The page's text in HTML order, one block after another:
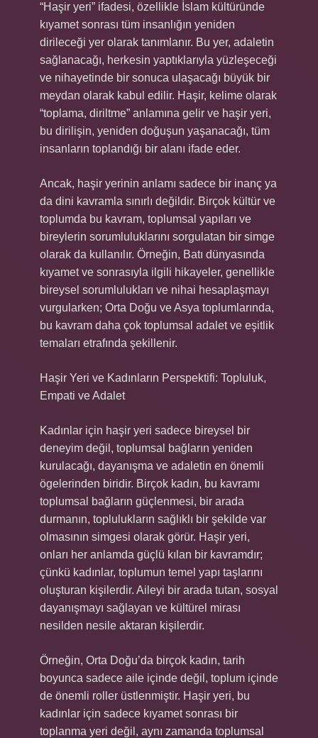
“Haşir yeri” ifadesi, özellikle İslam kültüründe
kıyamet sonrası tüm insanlığın yeniden
dirileceği yer olarak tanımlanır. Bu yer, adaletin
sağlanacağı, herkesin yaptıklarıyla yüzleşeceği
ve nihayetinde bir sonuca ulaşacağı büyük bir
meydan olarak kabul edilir. Haşir, kelime olarak
“toplama, diriltme” anlamına gelir ve haşir yeri,
bu dirilişin, yeniden doğuşun yaşanacağı, tüm
insanların toplandığı bir alanı ifade eder.
Ancak, haşir yerinin anlamı sadece bir inanç ya
da dini kavramla sınırlı değildir. Birçok kültür ve
toplumda bu kavram, toplumsal yapıları ve
bireylerin sorumluluklarını sorgulatan bir simge
olarak da kullanılır. Örneğin, Batı dünyasında
kıyamet ve sonrasıyla ilgili hikayeler, genellikle
bireysel sorumlulukları ve nihai hesaplaşmayı
vurgularken; Orta Doğu ve Asya toplumlarında,
bu kavram daha çok toplumsal adalet ve eşitlik
temaları etrafında şekillenir.
Haşir Yeri ve Kadınların Perspektifi: Topluluk,
Empati ve Adalet
Kadınlar için haşir yeri sadece bireysel bir
deneyim değil, toplumsal bağların yeniden
kurulacağı, dayanışma ve adaletin en önemli
ögelerinden biridir. Birçok kadın, bu kavramı
toplumsal bağların güçlenmesi, bir arada
durmanın, toplulukların sağlıklı bir şekilde var
olmasının simgesi olarak görür. Haşir yeri,
onları her anlamda güçlü kılan bir kavramdır;
çünkü kadınlar, toplumun temel yapı taşlarını
oluşturan kişilerdir. Aileyi bir arada tutan, sosyal
dayanışmayı sağlayan ve kültürel mirası
nesilden nesile aktaran kişilerdir.
Örneğin, Orta Doğu’da birçok kadın, tarih
boyunca sadece aile içinde değil, toplum içinde
de önemli roller üstlenmiştir. Haşir yeri, bu
kadınlar için sadece kıyamet sonrası bir
toplanma yeri değil, aynı zamanda toplumsal